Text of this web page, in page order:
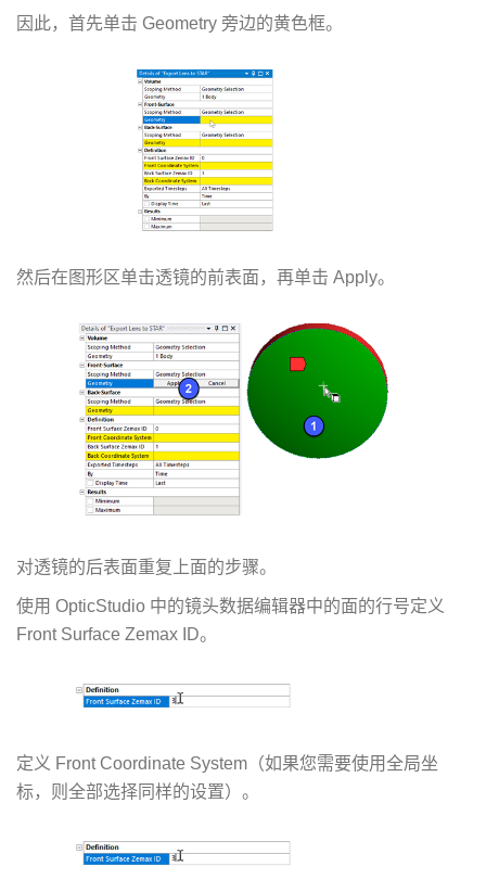
因此，首先单击 Geometry 旁边的黄色框。
然后在图形区单击透镜的前表面，再单击 Apply。
对透镜的后表面重复上面的步骤。
使用 OpticStudio 中的镜头数据编辑器中的面的行号定义
Front Surface Zemax ID。
定义 Front Coordinate System（如果您需要使用全局坐
标，则全部选择同样的设置）。